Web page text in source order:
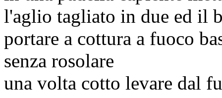
l'aglio tagliato in due ed il
portare a cottura a fuoco
senza rosolare
una volta cotto levare dal